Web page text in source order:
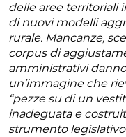
delle aree territoriali
di nuovi modelli
rurale. Mancanze,
corpus di
amministrativi
un’immagine che
“pezze su di un
inadeguata e
strumento legislativo